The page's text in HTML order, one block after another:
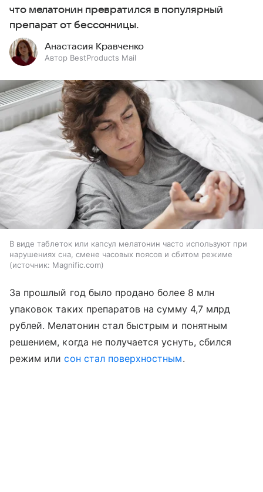
что мелатонин превратился в популярный
препарат от бессонницы.
Анастасия Кравченко
Автор BestProducts Mail
В виде таблеток или капсул мелатонин часто используют при
нарушениях сна, смене часовых поясов и сбитом режиме
источник: Magnific.com
За прошлый год было продано более 8 млн
упаковок таких препаратов на сумму 4,7 млрд
рублей. Мелатонин стал быстрым и понятным
решением, когда не получается уснуть, сбился
режим илисон стал поверхностным.